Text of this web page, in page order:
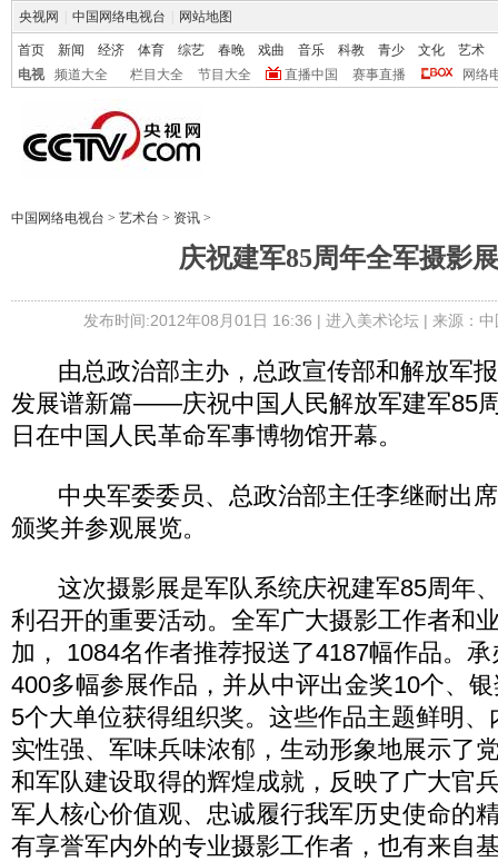
央视网 中国网络电视台 网站地图
首页 新闻 经济 体育 综艺 春晚 戏曲 音乐 科教 青少 文化
艺术
电视
频道大全 栏目大全 节目大全 直播中国 赛事直播 网络
中国网络电视台 > 艺术台 > 资讯 >
庆祝建军85周年全军摄影
发布时间:2012年08月01日 16:36 | 进入美术论坛| 来源：
由总政治部主办，总政宣传部和解放军报
发展谱新篇——庆祝中国人民解放军建军85
日在中国人民革命军事博物馆开幕。
中央军委委员、总政治部主任李继耐出席
颁奖并参观展览。
这次摄影展是军队系统庆祝建军85周年
利召开的重要活动。全军广大摄影工作者和
加， 1084名作者推荐报送了4187幅作品。
400多幅参展作品，并从中评出金奖10个、
5个大单位获得组织奖。这些作品主题鲜明
实性强、军味兵味浓郁，生动形象地展示了
和军队建设取得的辉煌成就，反映了广大官
军人核心价值观、忠诚履行我军历史使命的
有享誉军内外的专业摄影工作者，也有来自